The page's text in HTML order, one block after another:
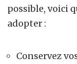
possible, voici
adopter :
Conservez